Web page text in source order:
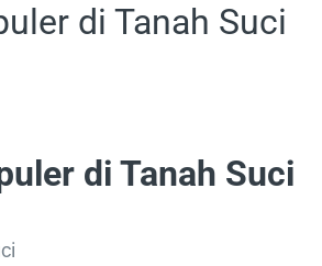
di Tanah Suci
di Tanah Suci